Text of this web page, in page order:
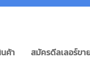
ค้า สมัครดีลเลอร์ขา